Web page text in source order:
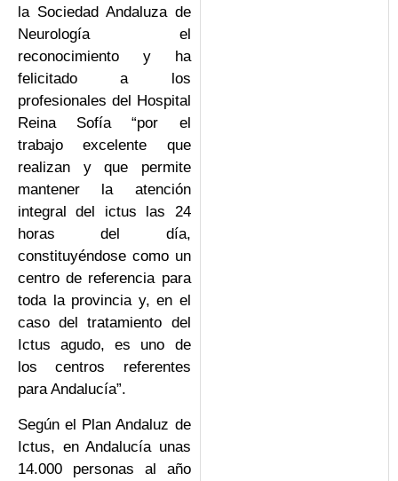
la Sociedad Andaluza de
Neurología el
reconocimiento y ha
felicitado a los
profesionales del Hospital
Reina Sofía “por el
trabajo excelente que
realizan y que permite
mantener la atención
integral del ictus las 24
horas del día,
constituyéndose como un
centro de referencia para
toda la provincia y, en el
caso del tratamiento del
Ictus agudo, es uno de
los centros referentes
para Andalucía”.
Según el Plan Andaluz de
Ictus, en Andalucía unas
14.000 personas al año